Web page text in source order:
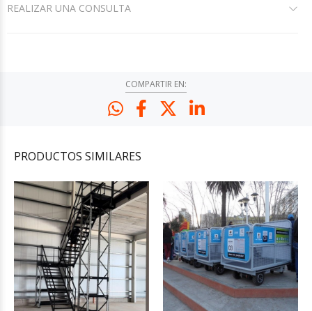
REALIZAR UNA CONSULTA
COMPARTIR EN:
PRODUCTOS SIMILARES